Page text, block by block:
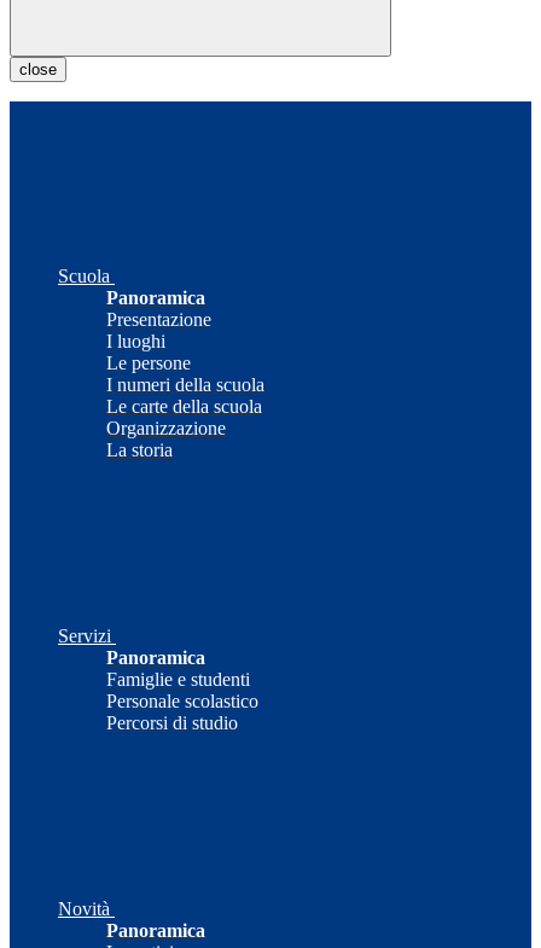
close
Scuola
Panoramica
Presentazione
I luoghi
Le persone
I numeri della scuola
Le carte della scuola
Organizzazione
La storia
Servizi
Panoramica
Famiglie e studenti
Personale scolastico
Percorsi di studio
Novità
Panoramica